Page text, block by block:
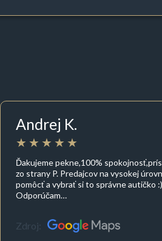
Andrej K.
Ďakujeme pekne,100%
zo strany P. Predajcov na vysokej
pomôcť a vybrať si to správne autičko
Odporúčam…
Zdroj: